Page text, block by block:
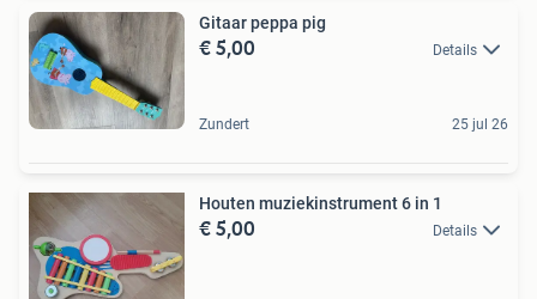
Gitaar peppa pig
€ 5,00 Details
Zundert 25 jul 26
Houten muziekinstrument 6 in 1
€ 5,00 Details